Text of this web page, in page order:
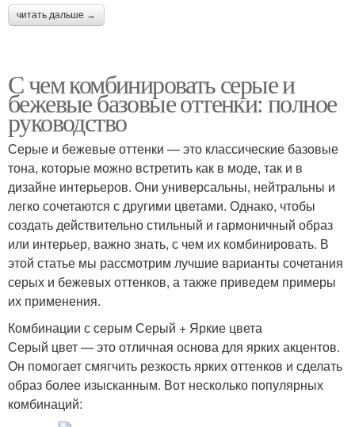
читать дальше →
С чем комбинировать серые и
бежевые базовые оттенки: полное
руководство
Серые и бежевые оттенки — это классические базовые
тона, которые можно встретить как в моде, так и в
дизайне интерьеров. Они универсальны, нейтральны и
легко сочетаются с другими цветами. Однако, чтобы
создать действительно стильный и гармоничный образ
или интерьер, важно знать, с чем их комбинировать. В
этой статье мы рассмотрим лучшие варианты сочетания
серых и бежевых оттенков, а также приведем примеры
их применения.
Комбинации с серым Серый + Яркие цвета
Серый цвет — это отличная основа для ярких акцентов.
Он помогает смягчить резкость ярких оттенков и сделать
образ более изысканным. Вот несколько популярных
комбинаций: